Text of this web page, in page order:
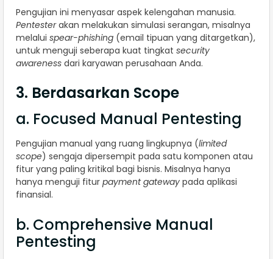
Pengujian ini menyasar aspek kelengahan manusia.
Pentesterakan melakukan simulasi serangan, misalnya
melalui spear-phishing (email tipuan yang ditargetkan),
untuk menguji seberapa kuat tingkat security
awareness dari karyawan perusahaan Anda.
3. Berdasarkan Scope
a. Focused Manual Pentesting
Pengujian manual yang ruang lingkupnya (limited
scope) sengaja dipersempit pada satu komponen atau
fitur yang paling kritikal bagi bisnis. Misalnya hanya
hanya menguji fitur payment gateway pada aplikasi
finansial.
b. Comprehensive Manual
Pentesting